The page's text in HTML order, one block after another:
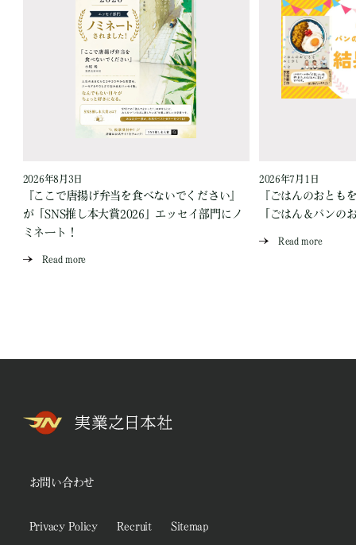
2026年8月3日
『ここで唐揚げ弁当を食べないでください』
が「SNS推し本大賞2026」エッセイ部門にノ
ミネート！
Read more
2026年7月1日
『ごはんのおとも
「ごはん＆パンの
Read more
お問い合わせ
Privacy Policy Recruit Sitemap